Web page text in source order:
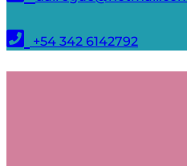
+54 342 6142792